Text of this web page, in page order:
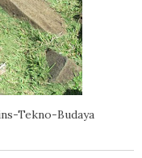
Tekno-Budaya